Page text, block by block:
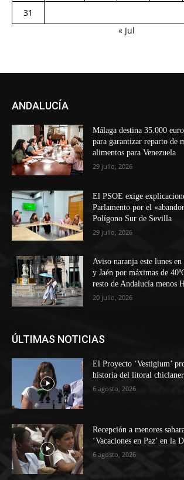
31
« Jul
ANDALUCÍA
Málaga destina 35.000
para garantizar reparto de
alimentos para Venezuela
29 julio, 2026
El PSOE exige
Parlamento por el
Polígono Sur de Sevilla
29 julio, 2026
Aviso naranja este lunes
y Jaén por máximas de
resto de Andalucía menos
20 julio, 2026
ÚLTIMAS NOTICIAS
El Proyecto ‘Vestigium’
historia del litoral
6 agosto, 2026
Recepción a menores
‘Vacaciones en Paz’ en la
6 agosto, 2026